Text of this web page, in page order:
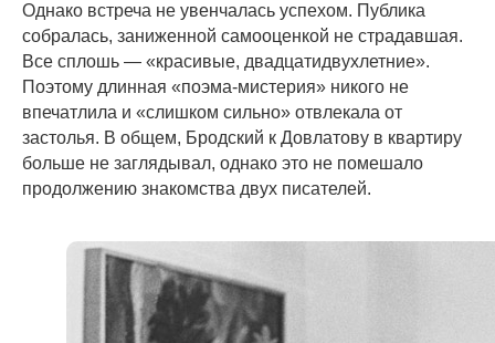
Однако встреча не увенчалась успехом. Публика
собралась, заниженной самооценкой не страдавшая.
Все сплошь — ​«красивые, двадцатидвухлетние».
Поэтому длинная «поэма-мистерия» никого не
впечатлила и «слишком сильно» отвлекала от
застолья. В общем, Бродский к Довлатову в квартиру
больше не заглядывал, однако это не помешало
продолжению знакомства двух писателей.